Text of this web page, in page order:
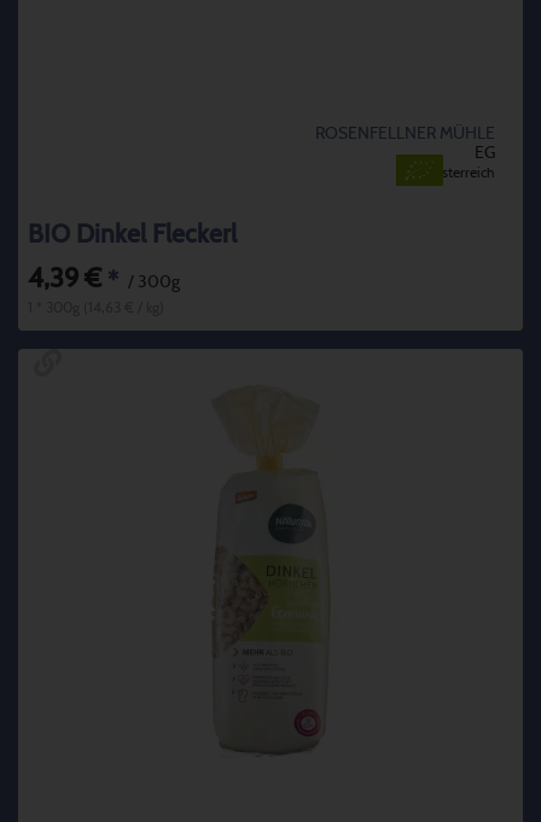
ROSENFELLNER MÜHLE
EG
Österreich
BIO Dinkel Fleckerl
4,39 € * / 300g